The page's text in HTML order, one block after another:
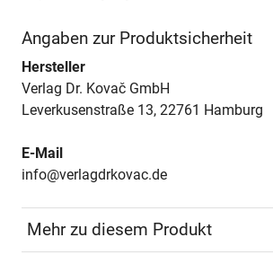
Angaben zur Produktsicherheit
Hersteller
Verlag Dr. Kovač GmbH
Leverkusenstraße 13, 22761 Hamburg
E-Mail
info@verlagdrkovac.de
Mehr zu diesem Produkt